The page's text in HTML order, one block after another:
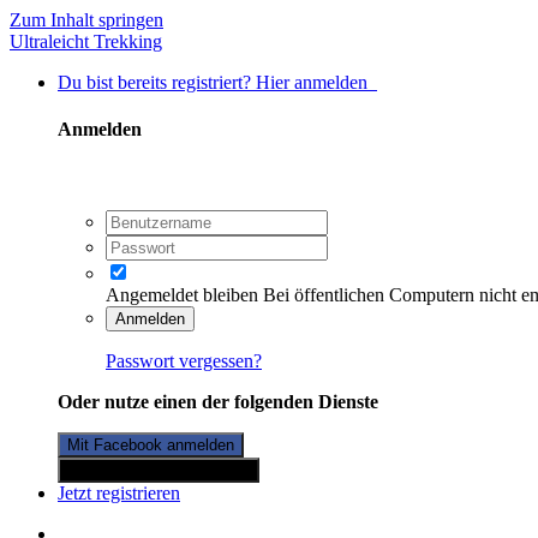
Zum Inhalt springen
Ultraleicht Trekking
Du bist bereits registriert? Hier anmelden
Anmelden
Angemeldet bleiben Bei öffentlichen Computern nicht
Anmelden
Passwort vergessen?
Oder nutze einen der folgenden Dienste
Mit Facebook anmelden
Jetzt registrieren